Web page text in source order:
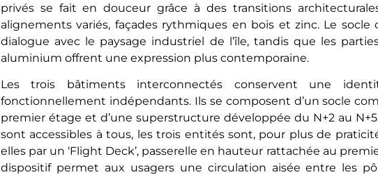
privés se fait en douceur grâce à des transitions
alignements variés, façades rythmiques en bois et zinc. Le
dialogue avec le paysage industriel de l’île, tandis que les
aluminium offrent une expression plus contemporaine.
Les trois bâtiments interconnectés conservent une
fonctionnellement indépendants. Ils se composent d’un socle
premier étage et d’une superstructure développée du N+2 au
sont accessibles à tous, les trois entités sont, pour plus de
elles par un ‘Flight Deck’, passerelle en hauteur rattachée au
dispositif permet aux usagers une circulation aisée entre les